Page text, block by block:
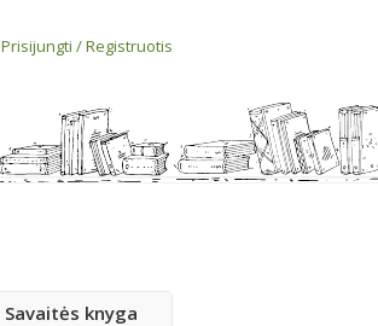
Prisijungti /Registruotis
Savaitės knyga